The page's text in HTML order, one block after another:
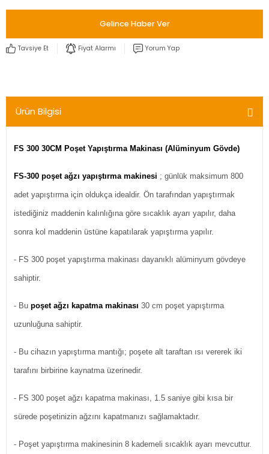
Gelince Haber Ver
Tavsiye Et Fiyat Alarmı Yorum Yap
Ürün Bilgisi
FS 300 30CM Poşet Yapıştırma Makinası (Alüminyum Gövde)
FS-300 poşet ağzı yapıştırma makinesi ; günlük maksimum 800
adet yapıştırma için oldukça idealdir. Ön tarafından yapıştırmak
istediğiniz maddenin kalınlığına göre sıcaklık ayarı yapılır, daha
sonra kol maddenin üstüne kapatılarak yapıştırma yapılır.
- FS 300 poşet yapıştırma makinası dayanıklı alüminyum gövdeye
sahiptir.
- Bu poşet ağzı kapatma makinası 30 cm poşet yapıştırma
uzunluğuna sahiptir.
- Bu cihazın yapıştırma mantığı; poşete alt taraftan ısı vererek iki
tarafını birbirine kaynatma üzerinedir.
- FS 300 poşet ağzı kapatma makinası, 1.5 saniye gibi kısa bir
sürede poşetinizin ağzını kapatmanızı sağlamaktadır.
- Poşet yapıştırma makinesinin 8 kademeli sıcaklık ayarı mevcuttur.